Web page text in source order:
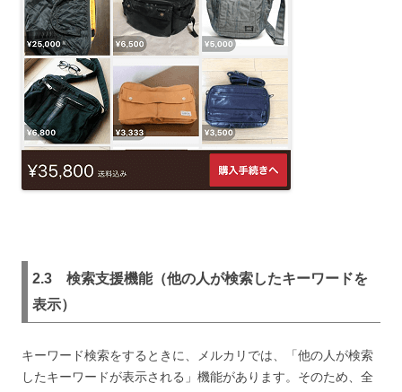
2.3 検索支援機能（他の人が検索したキーワードを
表示）
キーワード検索をするときに、メルカリでは、「他の人が検索
したキーワードが表示される」機能があります。そのため、全